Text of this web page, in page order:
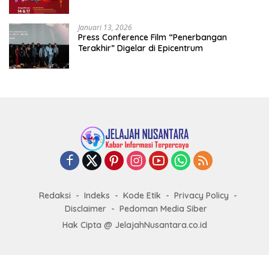
Januari 13, 2026
Press Conference Film “Penerbangan
Terakhir” Digelar di Epicentrum
Redaksi Indeks Kode Etik
Privacy Policy
Disclaimer
Pedoman Media Siber
Hak Cipta @ JelajahNusantara.co.id